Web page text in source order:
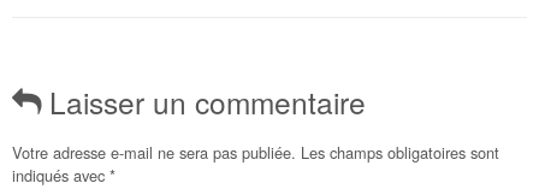
Laisser un commentaire
Votre adresse e-mail ne sera pas publiée. Les champs obligatoires sont
indiqués avec *